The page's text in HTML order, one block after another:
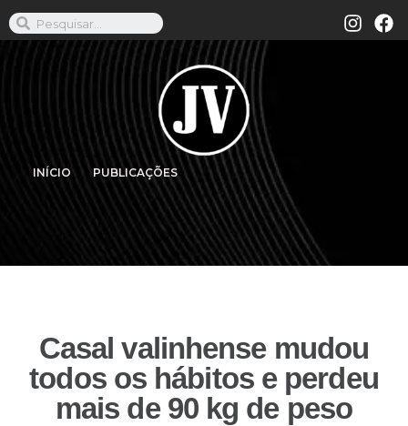
INÍCIO PUBLICAÇÕES
Casal valinhense mudou
todos os hábitos e perdeu
mais de 90 kg de peso